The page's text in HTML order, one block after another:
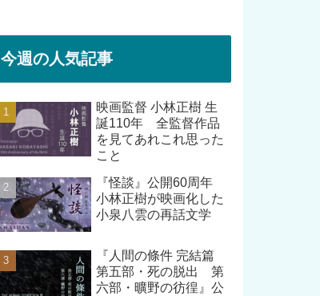
今週の人気記事
映画監督 小林正樹 生
誕110年 全監督作品
を見てあれこれ思った
こと
『怪談』公開60周年
小林正樹が映画化した
小泉八雲の再話文学
『人間の條件 完結篇
第五部・死の脱出 第
六部・曠野の彷徨』公